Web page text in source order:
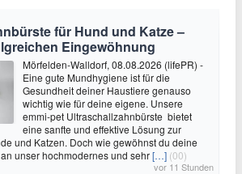
für Hund und Katze –
Eingewöhnung
Mörfelden-Walldorf, 08.08.2026 (lifePR) -
Eine gute Mundhygiene ist für die
Gesundheit deiner Haustiere genauso
wichtig wie für deine eigene. Unsere
emmi-pet Ultraschallzahnbürste bietet
eine sanfte und effektive Lösung zur
und Katzen. Doch wie gewöhnst du deine
unser hochmodernes und sehr[…] (00)
vor 11 Stunden